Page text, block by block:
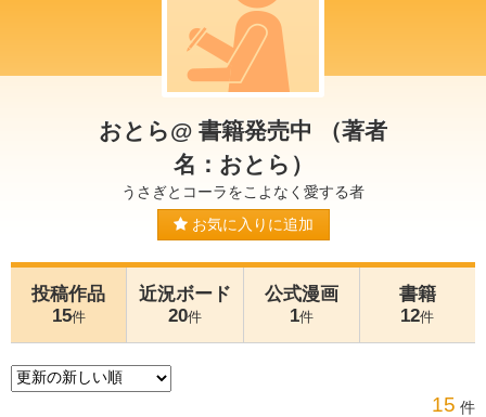
おとら@ 書籍発売中 （著者
名：おとら）
うさぎとコーラをこよなく愛する者
お気に入りに追加
投稿作品
15件
近況ボード
20件
公式漫画
1件
書籍
12件
15 件